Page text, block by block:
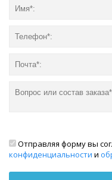
Отправляя форму вы
конфиденциальности и